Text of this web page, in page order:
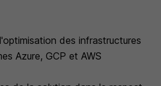
des infrastructures
Azure, GCP et AWS